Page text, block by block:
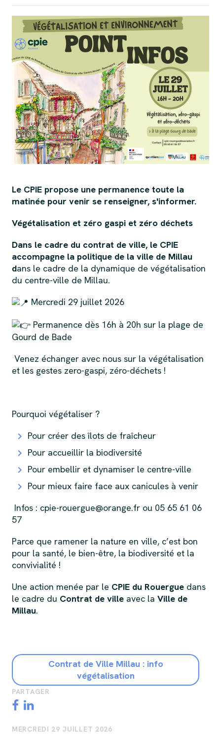
Le CPIE propose une permanence toute la
matinée pour venir se renseigner, s'informer.
Végétalisation et zéro gaspi et zéro déchets
Dans le cadre du contrat de ville, le CPIE
accompagne la politique de la ville de Millau
dans le cadre de la dynamique de végétalisation
du centre-ville de Millau.
Mercredi 29 juillet 2026
Permanence dès 16h à 20h sur la plage de
Gourd de Bade
Venez échanger avec nous sur la végétalisation
et les gestes zero-gaspi, zéro-déchets !
Pourquoi végétaliser ?
Pour créer des îlots de fraîcheur
Pour accueillir la biodiversité
Pour embellir et dynamiser le centre-ville
Pour mieux faire face aux canicules à venir
Infos : cpie-rouergue@orange.fr ou 05 65 61 06
57
Parce que ramener la nature en ville, c’est bon
pour la santé, le bien-être, la biodiversité et la
convivialité !
Une action menée par le CPIE du Rouergue dans
le cadre du Contrat de ville avec la Ville de
Millau.
Contrat de Ville Millau : info
végétalisation
PARTAGER
MERCREDI 29 JUILLET 2026